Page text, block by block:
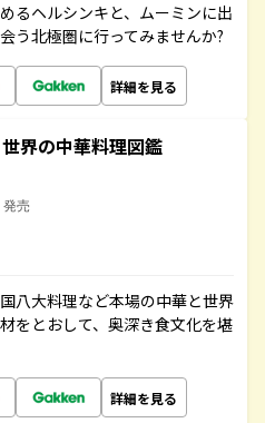
るヘルシンキと、ムーミンに出
う北極圏に行ってみませんか?
詳細を見る
界の中華料理図鑑
発売
八大料理など本場の中華と世界
をとおして、奥深き食文化を堪
詳細を見る